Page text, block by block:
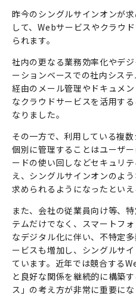
昨今のシングルサインオンが
して、Webサービスやクラウ
られます。
社内の更なる業務効率化やデジ
ーションベースでの社内シス
経由のメール管理やドキュメン
なクラウドサービスを活用す
なりました。
その一方で、利用している複
個別に管理することはユーザ
ードの使い回しなどセキュリ
え、シングルサインオンのよ
求められるようになったといえ
また、会社の従業員向け等、
テムだけでなく、スマートフ
なデジタル化に伴い、不特定
ービスも増加し、シングルサ
ています。近年では競合する
と良好な関係を継続的に構築
ス」の考え方が非常に重要にな